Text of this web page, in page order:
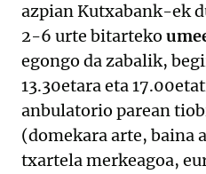
azpian Kutxabank-ek
2-6 urte bitarteko
egongo da zabalik,
13.30etara eta
anbulatorio parean
(domekara arte, baina
txartela merkeagoa,